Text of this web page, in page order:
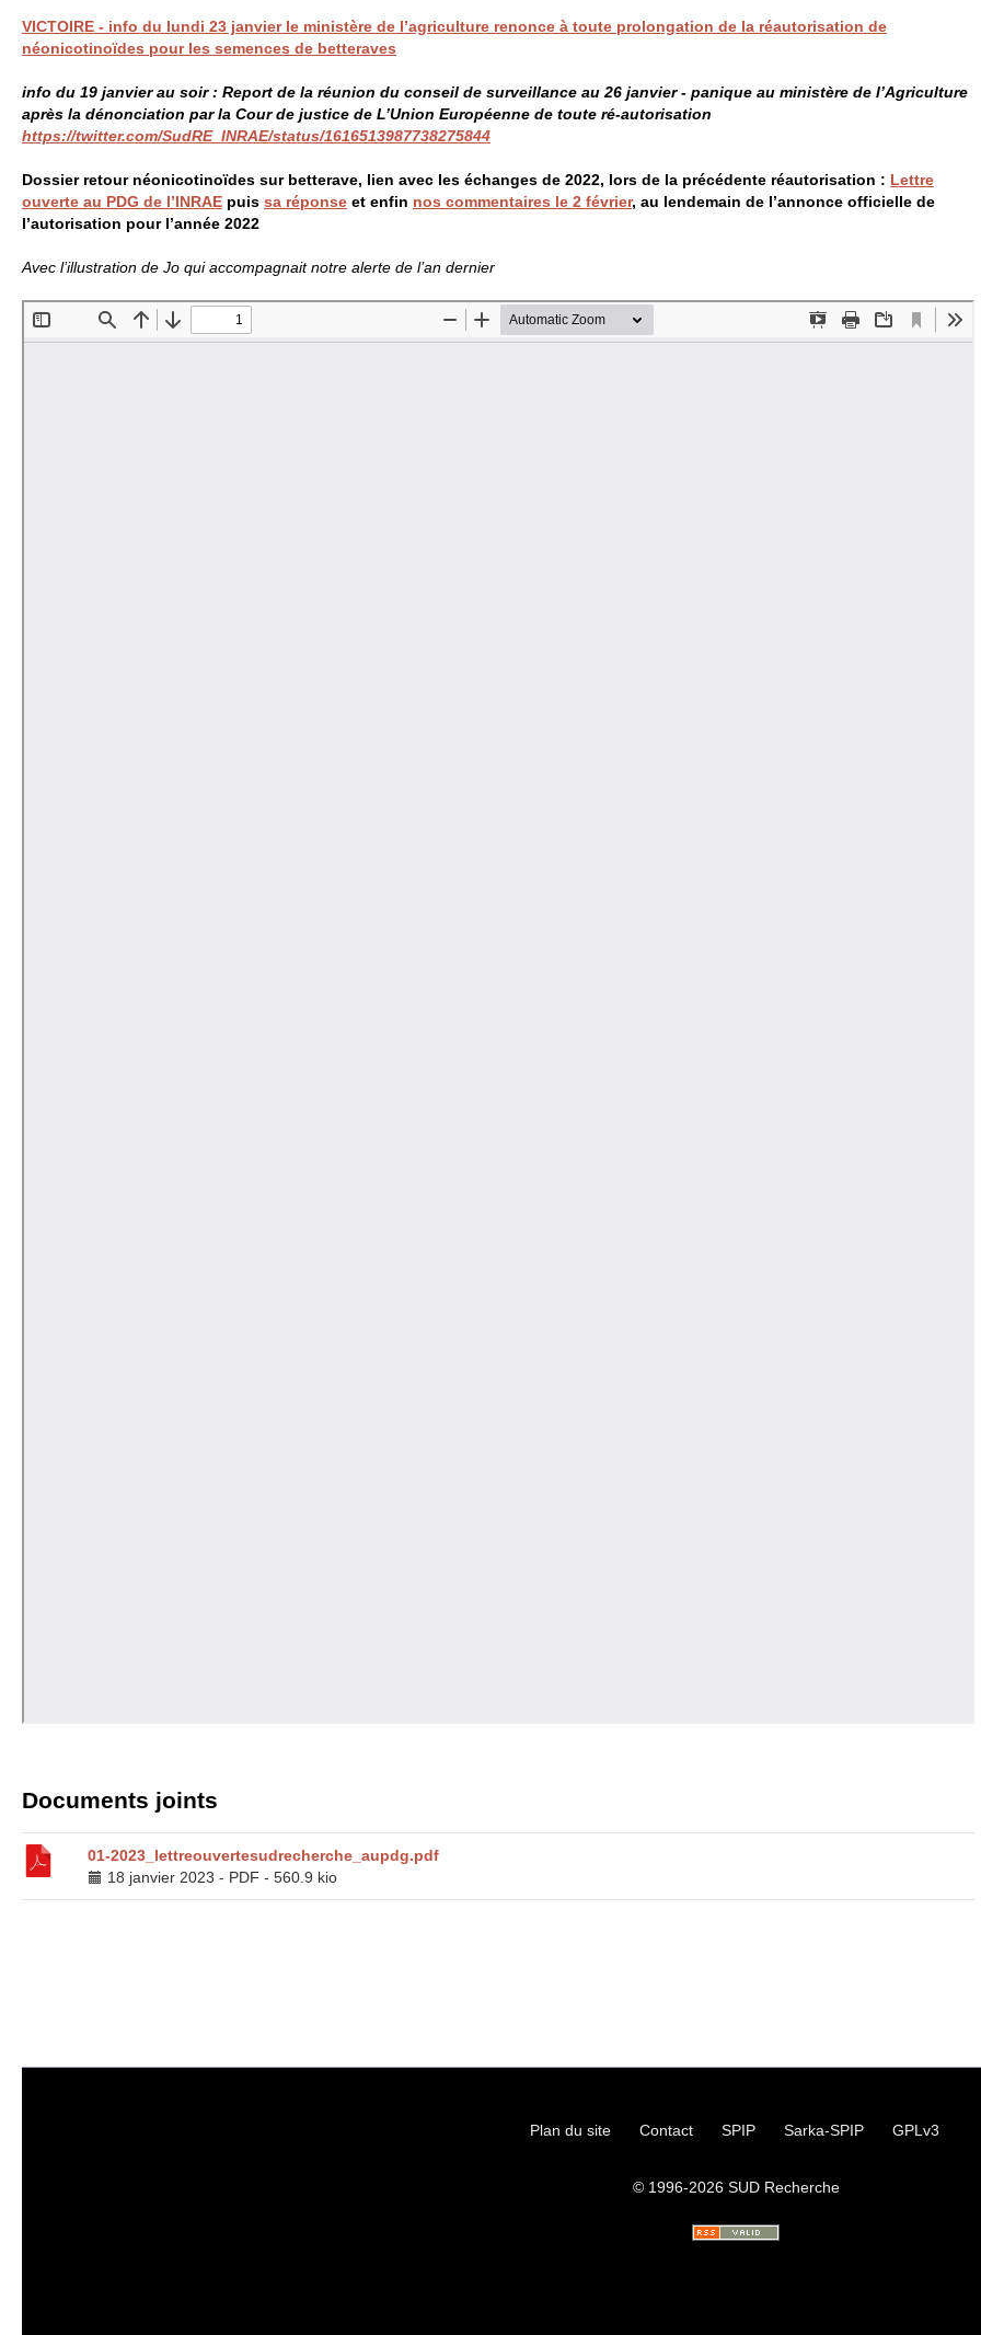
VICTOIRE - info du lundi 23 janvier le ministère de l’agriculture renonce à toute prolongation de la réautorisation de
néonicotinoïdes pour les semences de betteraves
info du 19 janvier au soir : Report de la réunion du conseil de surveillance au 26 janvier - panique au ministère de l’Agriculture
après la dénonciation par la Cour de justice de L’Union Européenne de toute ré-autorisation
https://twitter.com/SudRE_INRAE/status/1616513987738275844
Dossier retour néonicotinoïdes sur betterave, lien avec les échanges de 2022, lors de la précédente réautorisation : Lettre
ouverte au PDG de l’INRAE puis sa réponse et enfin nos commentaires le 2 février, au lendemain de l’annonce officielle de
l’autorisation pour l’année 2022
Avec l’illustration de Jo qui accompagnait notre alerte de l’an dernier
Documents joints
01-2023_lettreouvertesudrecherche_aupdg.pdf
18 janvier 2023 - PDF - 560.9 kio
Plan du site Contact SPIP Sarka-SPIP GPLv3
© 1996-2026 SUDRecherche